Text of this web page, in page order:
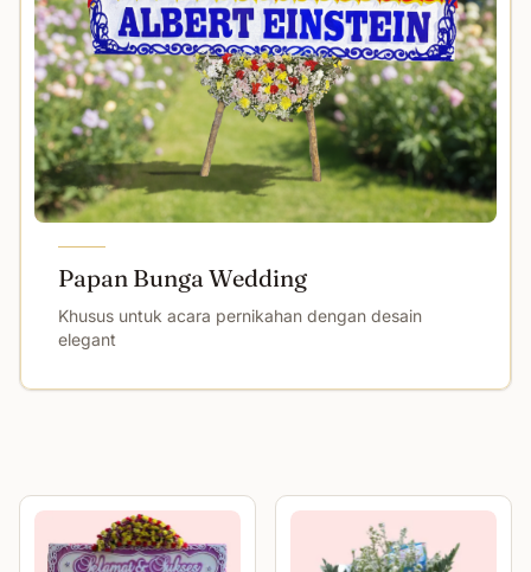
Papan Bunga Wedding
Khusus untuk acara pernikahan dengan desain
elegant